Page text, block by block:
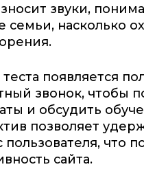
звуки,
семьи, насколько
появляется
звонок, чтобы
и обсудить
позволяет
пользователя, что
сайта.